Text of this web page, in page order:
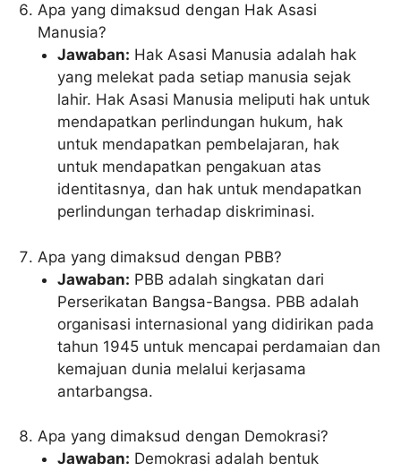
Apa yang dimaksud dengan Hak Asasi
Manusia?
Jawaban: Hak Asasi Manusia adalah hak
yang melekat pada setiap manusia sejak
lahir. Hak Asasi Manusia meliputi hak untuk
mendapatkan perlindungan hukum, hak
untuk mendapatkan pembelajaran, hak
untuk mendapatkan pengakuan atas
identitasnya, dan hak untuk mendapatkan
perlindungan terhadap diskriminasi.
Apa yang dimaksud dengan PBB?
Jawaban: PBB adalah singkatan dari
Perserikatan Bangsa-Bangsa. PBB adalah
organisasi internasional yang didirikan pada
tahun 1945 untuk mencapai perdamaian dan
kemajuan dunia melalui kerjasama
antarbangsa.
Apa yang dimaksud dengan Demokrasi?
Jawaban: Demokrasi adalah bentuk